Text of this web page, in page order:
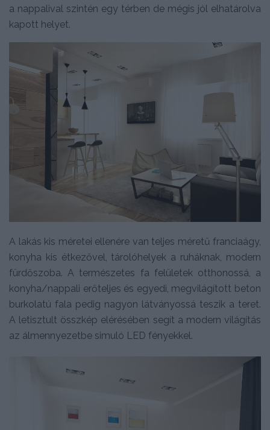
a nappalival szintén egy térben de mégis jól elhatárolva
kapott helyet.
A lakás kis méretei ellenére van teljes méretű franciaágy,
konyha kis étkezővel, tárolóhelyek a ruháknak, modern
fürdőszoba. A természetes fa felületek otthonossá, a
konyha/nappali erőteljes és egyedi, megvilágított beton
burkolatú fala pedig nagyon látványossá teszik a teret.
A letisztult összkép elérésében segít a modern világítás
az álmennyezetbe simuló LED fényekkel.